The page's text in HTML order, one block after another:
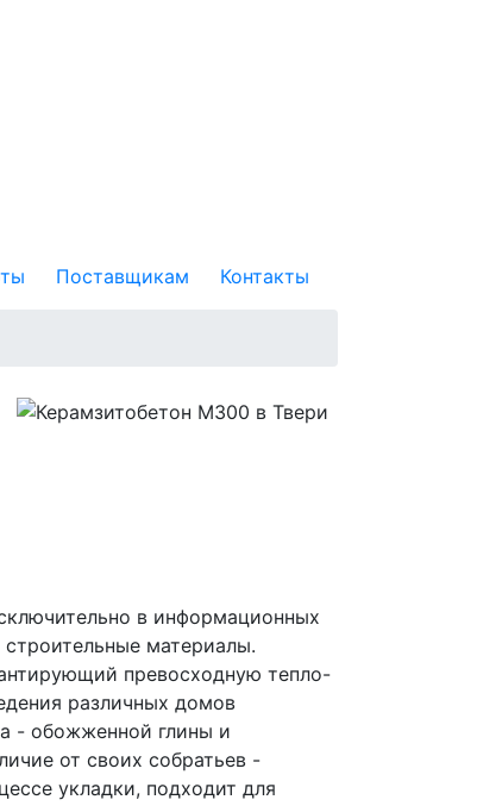
Поставщикам Контакты
в информационных
материалы.
превосходную тепло-
различных домов
- обожженной глины и
от своих собратьев -
укладки, подходит для